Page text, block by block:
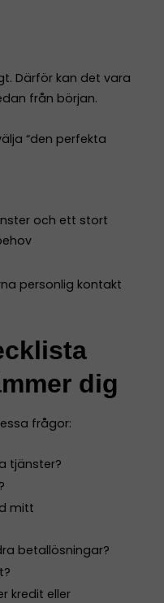
Därför kan det vara
från början.
“den perfekta
och ett stort
personlig kontakt
dig
frågor:
tjänster?
mitt
betallösningar?
kredit eller